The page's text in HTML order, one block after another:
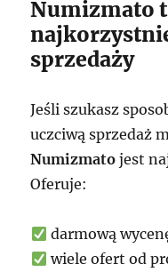
Numizmato
sprzedaży
Jeśli szukasz
uczciwą sprzedaż
Numizmato jest
Oferuje:
darmową
wiele ofert od